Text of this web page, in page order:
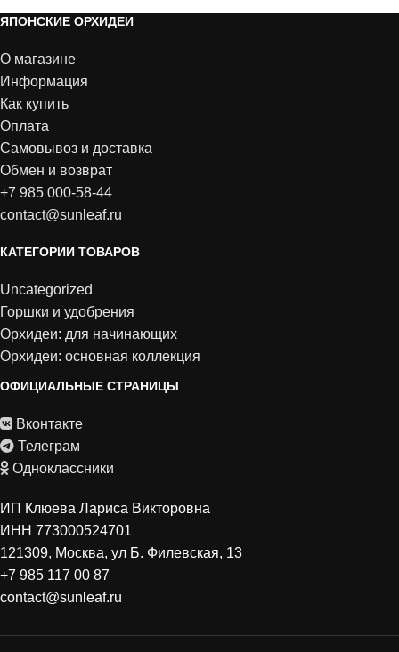
ЯПОНСКИЕ ОРХИДЕИ
О магазине
Информация
Как купить
Оплата
Самовывоз и доставка
Обмен и возврат
+7 985 000-58-44
contact@sunleaf.ru
КАТЕГОРИИ ТОВАРОВ
Uncategorized
Горшки и удобрения
Орхидеи: для начинающих
Орхидеи: основная коллекция
ОФИЦИАЛЬНЫЕ СТРАНИЦЫ
Вконтакте
Телеграм
Одноклассники
ИП Клюева Лариса Викторовна
ИНН 773000524701
121309, Москва, ул Б. Филевская, 13
+7 985 117 00 87
contact@sunleaf.ru